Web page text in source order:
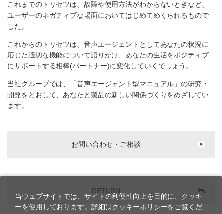
これまでのトリセツは、故障や使用方法がわからないときなど、
ユーザーのネガティブな場面においてはじめてめくられるもので
した。
これからのトリセツは、音声エージェントとしてあなたの状況に
応じた適切な機能について語りかけ、あなたの生活をポジティブ
にサポートする相棒(パートナー)に変化していくでしょう。
当社グループでは、「音声エージェント型マニュアル」の研究・
開発をとおして、あなたと製品の新しい関係づくりをめざしてい
ます。
お問い合わせ・ご相談
RETURN
当ウェブサイトでは、サイトの利便性向上を目的に、クッキ
ーを使用しております。詳細はクッキーポリシーをご覧くだ